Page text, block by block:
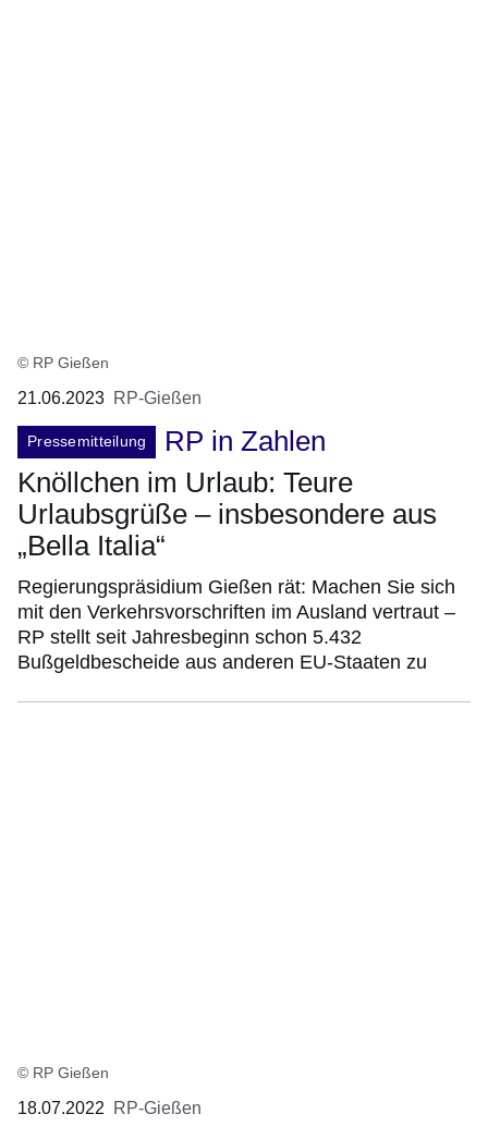
© RP Gießen
21.06.2023 RP-Gießen
Pressemitteilung
RP in Zahlen
Knöllchen im Urlaub: Teure
Urlaubsgrüße – insbesondere aus
„Bella Italia“
Regierungspräsidium Gießen rät: Machen Sie sich
mit den Verkehrsvorschriften im Ausland vertraut –
RP stellt seit Jahresbeginn schon 5.432
Bußgeldbescheide aus anderen EU-Staaten zu
© RP Gießen
18.07.2022 RP-Gießen